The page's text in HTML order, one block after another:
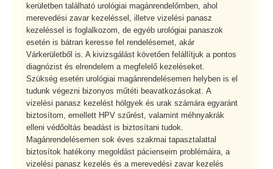
kerületben található urológiai magánrendelőmben, ahol
merevedési zavar kezeléssel, illetve vizelési panasz
kezeléssel is foglalkozom, de egyéb urológiai panaszok
esetén is bátran keresse fel rendelésemet, akár
Várkerületből is. A kivizsgálást követően felállítjuk a pontos
diagnózist és elrendelem a megfelelő kezeléseket.
Szükség esetén urológiai magánrendelésemen helyben is el
tudunk végezni bizonyos műtéti beavatkozásokat. A
vizelési panasz kezelést hölgyek és urak számára egyaránt
biztosítom, emellett HPV szűrést, valamint méhnyakrák
elleni védőoltás beadást is biztosítani tudok.
Magánrendelésemen sok éves szakmai tapasztalattal
biztosítok hatékony megoldást pácienseim problémáira, a
vizelési panasz kezelés és a merevedési zavar kezelés